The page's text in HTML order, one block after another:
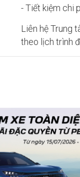
- Tiết kiệm chi
Liên hệ Trung
theo lịch trình